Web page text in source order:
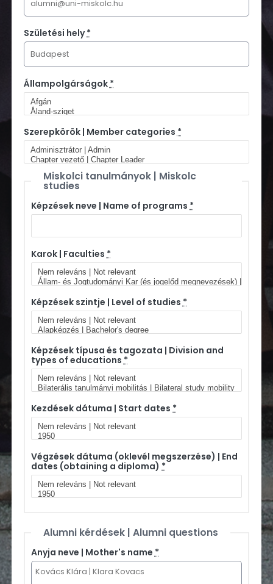
Születési hely*
Állampolgárságok*
Szerepkörök | Member categories*
Miskolci tanulmányok | Miskolc
studies
Képzések neve | Name of programs*
Karok | Faculties*
Képzések szintje | Level of studies*
Képzések típusa és tagozata | Division and
types of educations*
Kezdések dátuma | Start dates*
Végzések dátuma (oklevél megszerzése) | End
dates (obtaining a diploma)*
Alumni kérdések | Alumni questions
Anyja neve | Mother's name*